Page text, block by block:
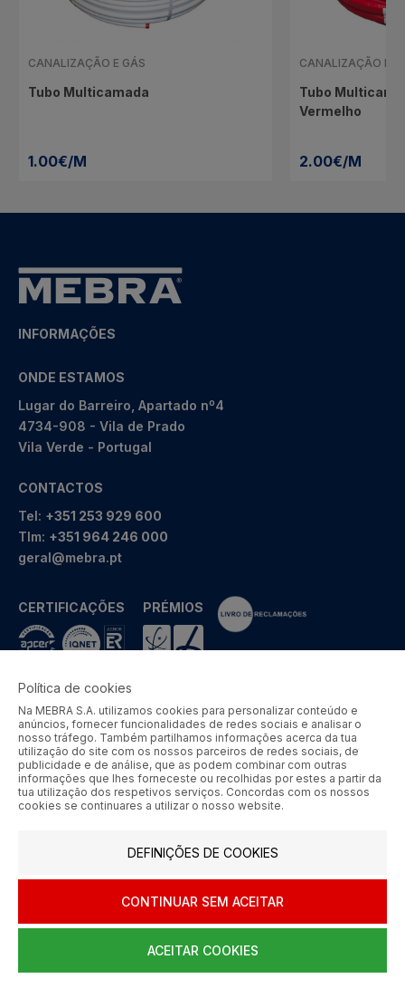
CANALIZAÇÃO E GÁS
Tubo Multicamada
1.00€/M
CANALIZAÇÃO E
Tubo
Vermelho
2.00€/M
INFORMAÇÕES
ONDE ESTAMOS
Lugar do Barreiro, Apartado nº4
4734-908 - Vila de Prado
Vila Verde - Portugal
CONTACTOS
Tel: +351 253 929 600
Tlm: +351 964 246 000
geral@mebra.pt
CERTIFICAÇÕES PRÉMIOS
MEBRA - Comércio por Grosso de Metais e Acessórios de Braga
S.A. © 2026 Todos os direitos reservados.
Aos preços apresentados acresce IVA à taxa em vigor.
SIGA-NOS
HOME AJUDA MENU CARRINHO CONTA
Política de cookies
Na MEBRA S.A. utilizamos cookies para personalizar conteúdo e
anúncios, fornecer funcionalidades de redes sociais e analisar o
nosso tráfego. Também partilhamos informações acerca da tua
utilização do site com os nossos parceiros de redes sociais, de
publicidade e de análise, que as podem combinar com outras
informações que lhes forneceste ou recolhidas por estes a partir da
tua utilização dos respetivos serviços. Concordas com os nossos
cookies se continuares a utilizar o nosso website.
DEFINIÇÕES DE COOKIES
CONTINUAR SEM ACEITAR
ACEITAR COOKIES